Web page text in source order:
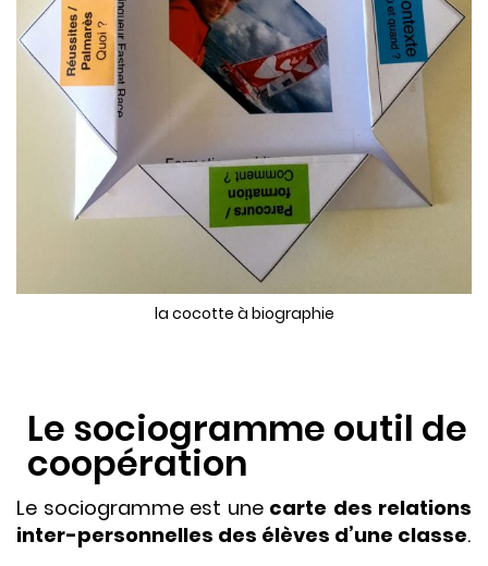
la cocotte à biographie
Le sociogramme outil de
coopération
Le sociogramme est une carte des relations
inter-personnelles des élèves d’une classe.